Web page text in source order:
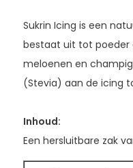
Sukrin Icing is een
bestaat uit tot poeder
meloenen en
(Stevia) aan de icing
Inhoud:
Een hersluitbare zak